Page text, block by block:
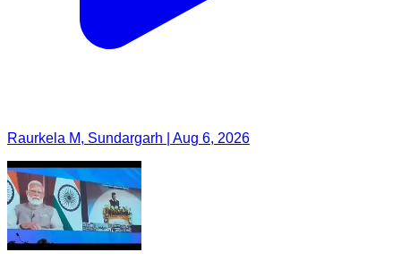
Raurkela M, Sundargarh | Aug 6, 2026